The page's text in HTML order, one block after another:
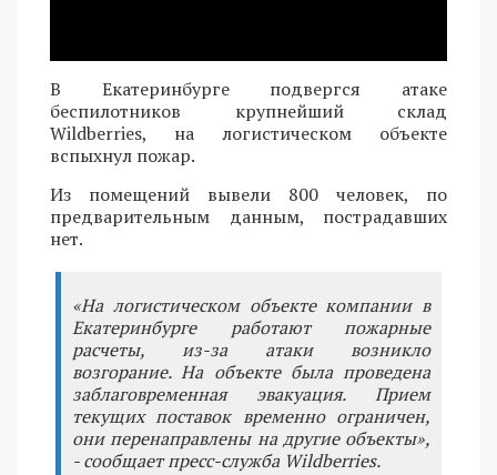
В Екатеринбурге подвергся атаке
беспилотников крупнейший склад
Wildberries, на логистическом объекте
вспыхнул пожар.
Из помещений вывели 800 человек, по
предварительным данным, пострадавших
нет.
«На логистическом объекте компании в
Екатеринбурге работают пожарные
расчеты, из-за атаки возникло
возгорание. На объекте была проведена
заблаговременная эвакуация. Прием
текущих поставок временно ограничен,
они перенаправлены на другие объекты»,
- сообщает пресс-служба Wildberries.